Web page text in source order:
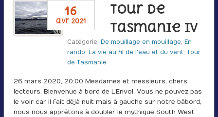
16
avr 2021
Tour de
Tasmanie IV
Catégorie: De mouillage en mouillage, En
rando, La vie au fil de l'eau et du vent,Tour
de Tasmanie
26 mars 2020, 20:00 Mesdames et messieurs, chers
lecteurs, Bienvenue à bord de L’Envol, Vous ne pouvez pas
le voir car il fait déjà nuit mais à gauche sur notre bâbord,
nous nous apprêtons à doubler le mythique South West